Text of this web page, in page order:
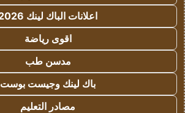
اعلانات الباك لينك 2026
اقوى رياضة
مدسن طب
باك لينك وجيست بوست
مصادر التعليم